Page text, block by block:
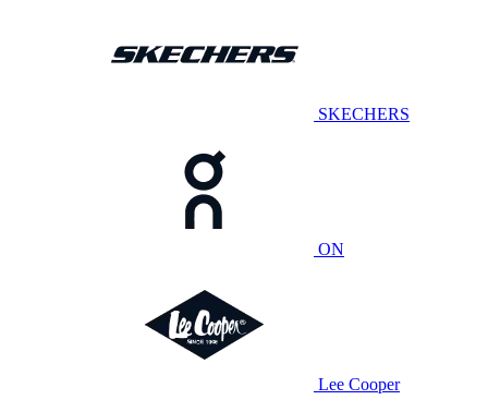
SKECHERS
ON
Lee Cooper